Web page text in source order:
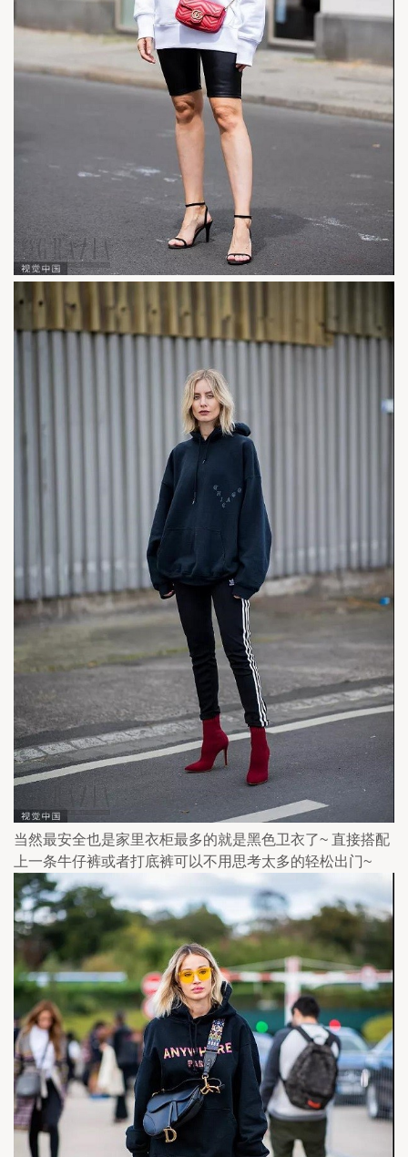
当然最安全也是家里衣柜最多的就是黑色卫衣了~ 直接搭配
上一条牛仔裤或者打底裤可以不用思考太多的轻松出门~